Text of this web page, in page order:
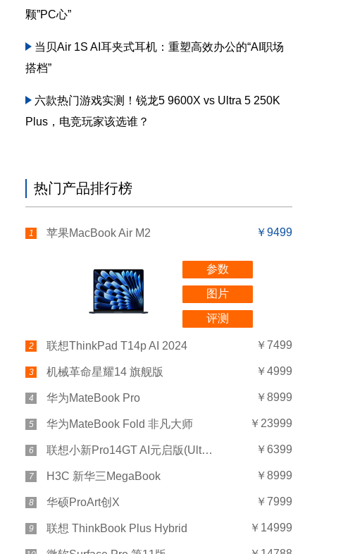
颗”PC心”
当贝Air 1S AI耳夹式耳机：重塑高效办公的“AI职场
搭档”
六款热门游戏实测！锐龙5 9600X vs Ultra 5 250K
Plus，电竞玩家该选谁？
热门产品排行榜
1 苹果MacBook Air M2 ￥9499
参数
图片
评测
2 联想ThinkPad T14p AI 2024 ￥7499
3 机械革命星耀14 旗舰版 ￥4999
4 华为MateBook Pro ￥8999
5 华为MateBook Fold 非凡大师 ￥23999
6 联想小新Pro14GT AI元启版(Ultra 5 225H/32GB/1TB) ￥6399
7 H3C 新华三MegaBook ￥8999
8 华硕ProArt创X ￥7999
9 联想 ThinkBook Plus Hybrid ￥14999